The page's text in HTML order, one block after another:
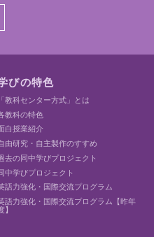
びの特色
「教科センター方式」とは
教科の特色
白授業紹介
由研究・自主製作のすすめ
去の同中学びプロジェクト
中学びプロジェクト
語力強化・国際交流プログラム
語力強化・国際交流プログラム【昨年
】